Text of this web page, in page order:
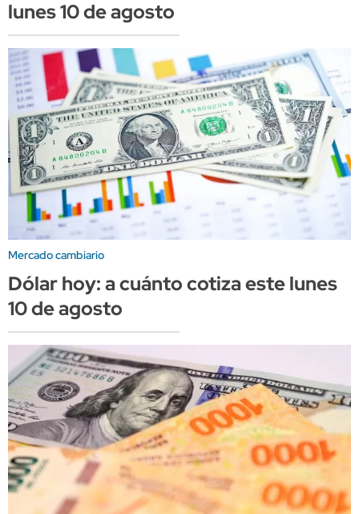
lunes 10 de agosto
Mercado cambiario
Dólar hoy: a cuánto cotiza este lunes
10 de agosto